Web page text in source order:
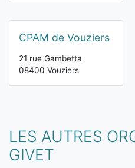
CPAM de Vouziers
21 rue Gambetta
08400 Vouziers
LES AUTRES
GIVET